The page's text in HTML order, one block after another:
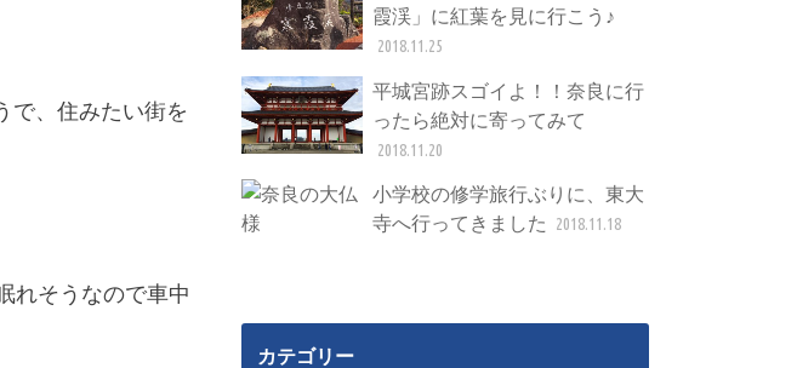
で、住みたい街を
れそうなので車中
霞渓」に紅葉を見に行こう♪
2018.11.25
平城宮跡スゴイよ！！奈良に行
ったら絶対に寄ってみて
2018.11.20
小学校の修学旅行ぶりに、東大
寺へ行ってきました
2018.11.18
カテゴリー